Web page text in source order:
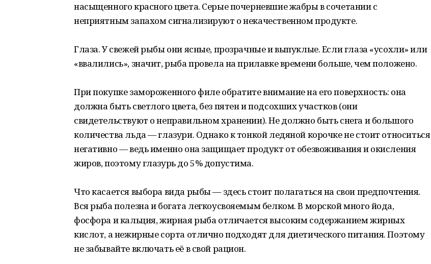
насыщенного красного цвета. Серые почерневшие жабры в сочетании с
неприятным запахом сигнализируют о некачественном продукте.
Глаза. У свежей рыбы они ясные, прозрачные и выпуклые. Если глаза «усохли» или
«ввалились», значит, рыба провела на прилавке времени больше, чем положено.
При покупке замороженного филе обратите внимание на его поверхность: она
должна быть светлого цвета, без пятен и подсохших участков (они
свидетельствуют о неправильном хранении). Не должно быть снега и большого
количества льда — глазури. Однако к тонкой ледяной корочке не стоит относиться
негативно — ведь именно она защищает продукт от обезвоживания и окисления
жиров, поэтому глазурь до 5% допустима.
Что касается выбора вида рыбы — здесь стоит полагаться на свои предпочтения.
Вся рыба полезна и богата легкоусвояемым белком. В морской много йода,
фосфора и кальция, жирная рыба отличается высоким содержанием жирных
кислот, а нежирные сорта отлично подходят для диетического питания. Поэтому
не забывайте включать её в свой рацион.